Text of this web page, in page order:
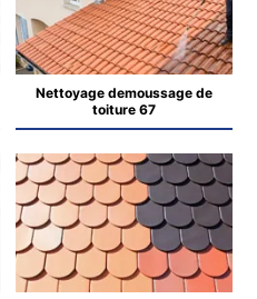
Nettoyage demoussage de
toiture 67